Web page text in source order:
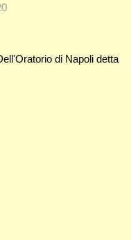
di Napoli detta